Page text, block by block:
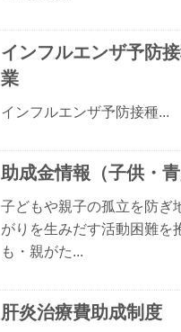
インフルエンザ予防
業
インフルエンザ予防接種...
助成金情報（子供・青
子どもや親子の孤立を防ぎ
がりを生みだす活動困難を
も・親がた...
肝炎治療費助成制度